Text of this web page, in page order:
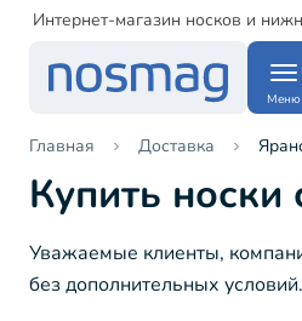
Интернет-магазин носков и
Меню
Главная Доставка
Купить носки
Уважаемые клиенты,
без дополнительных условий.